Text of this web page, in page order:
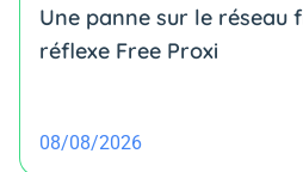
Une panne sur le réseau
réflexe Free Proxi
08/08/2026